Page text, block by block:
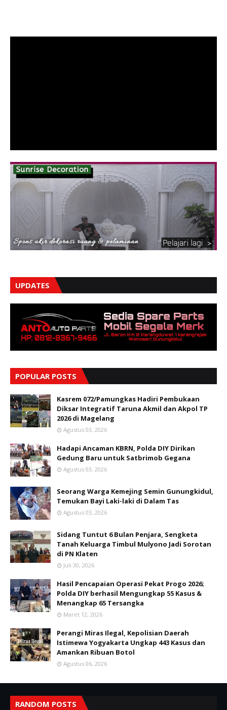
UPDATES
POPULAR POSTS
Kasrem 072/Pamungkas Hadiri Pembukaan
Diksar Integratif Taruna Akmil dan Akpol TP
2026 di Magelang
Agustus 03, 2026
Hadapi Ancaman KBRN, Polda DIY Dirikan
Gedung Baru untuk Satbrimob Gegana
Agustus 03, 2026
Seorang Warga Kemejing Semin Gunungkidul,
Temukan Bayi Laki-laki di Dalam Tas
Agustus 03, 2026
Sidang Tuntut 6 Bulan Penjara, Sengketa
Tanah Keluarga Timbul Mulyono Jadi Sorotan
di PN Klaten
Juli 30, 2026
Hasil Pencapaian Operasi Pekat Progo 2026;
Polda DIY berhasil Mengungkap 55 Kasus &
Menangkap 65 Tersangka
Maret 12, 2026
Perangi Miras Ilegal, Kepolisian Daerah
Istimewa Yogyakarta Ungkap 443 Kasus dan
Amankan Ribuan Botol
Agustus 06, 2026
RANDOM POSTS